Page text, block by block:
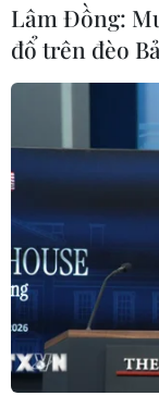
Lâm Đồng:
đổ trên đèo